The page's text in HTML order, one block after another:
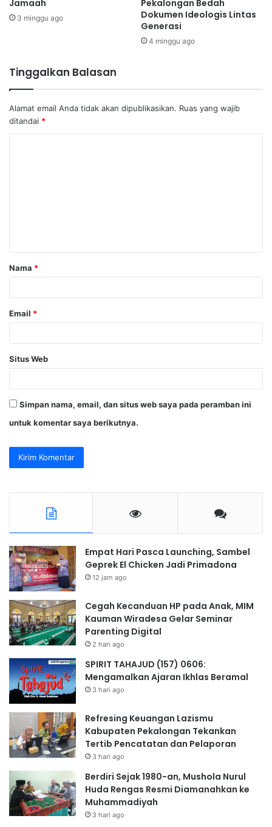
Jamaah
3 minggu ago
Pekalongan Bedah
Dokumen Ideologis Lintas
Generasi
4 minggu ago
Tinggalkan Balasan
Alamat email Anda tidak akan dipublikasikan. Ruas yang wajib
ditandai *
a
r
Nama *
Email *
Situs Web
Simpan nama, email, dan situs web saya pada peramban ini
untuk komentar saya berikutnya.
Empat Hari Pasca Launching, Sambel
Geprek El Chicken Jadi Primadona
12 jam ago
Cegah Kecanduan HP pada Anak, MIM
Kauman Wiradesa Gelar Seminar
Parenting Digital
2 hari ago
SPIRIT TAHAJUD (157) 0606:
Mengamalkan Ajaran Ikhlas Beramal
3 hari ago
Refresing Keuangan Lazismu
Kabupaten Pekalongan Tekankan
Tertib Pencatatan dan Pelaporan
3 hari ago
Berdiri Sejak 1980-an, Mushola Nurul
Huda Rengas Resmi Diamanahkan ke
Muhammadiyah
3 hari ago